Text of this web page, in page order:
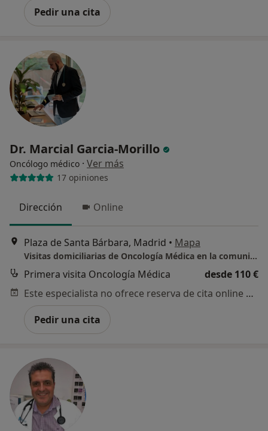
Pedir una cita
Dr. Marcial Garcia-Morillo
Oncólogo médico · Ver más
17 opiniones
Dirección Online
Plaza de Santa Bárbara, Madrid • Mapa
Visitas domiciliarias de Oncología Médica en la comunidad de Madrid
Primera visita Oncología Médica
desde 110 €
Este especialista no ofrece reserva de cita online en esta dirección.
Pedir una cita